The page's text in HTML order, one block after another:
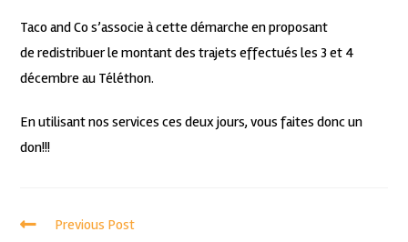
Taco and Co s’associe à cette démarche en proposant
de redistribuer le montant des trajets effectués les 3 et 4
décembre au Téléthon.
En utilisant nos services ces deux jours, vous faites donc un
don!!!
Previous Post